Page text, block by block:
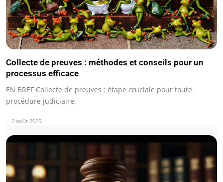
Collecte de preuves : méthodes et conseils pour un
processus efficace
EN BREF Collecte de preuves : étape cruciale pour toute
procédure judiciaire.
2 août 2025